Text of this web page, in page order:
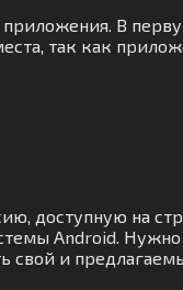
В
так как
доступную на
Android. Нужно
свой и